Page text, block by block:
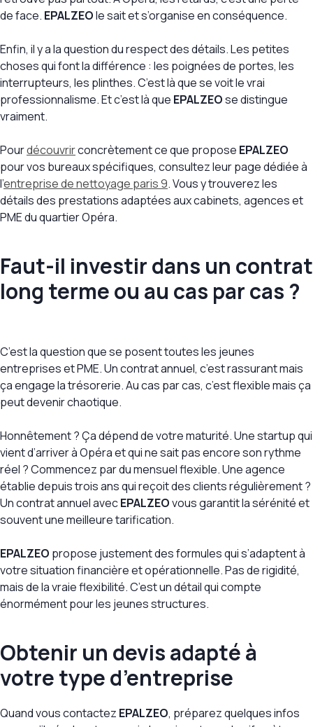
de face. EPALZEOle sait et s’organise en conséquence.
Enfin, il y a la question du respect des détails. Les petites
choses qui font la différence : les poignées de portes, les
interrupteurs, les plinthes. C’est là que se voit le vrai
professionnalisme. Et c’est là que EPALZEOse distingue
vraiment.
Pourdécouvrirconcrètement ce que propose EPALZEO
pour vos bureaux spécifiques, consultez leur page dédiée à
l’entreprise de nettoyage paris 9. Vous y trouverez les
détails des prestations adaptées aux cabinets, agences et
PME du quartier Opéra.
Faut-il investir dans un contrat
long terme ou au cas par cas ?
C’est la question que se posent toutes les jeunes
entreprises et PME. Un contrat annuel, c’est rassurant mais
ça engage la trésorerie. Au cas par cas, c’est flexible mais ça
peut devenir chaotique.
Honnêtement ? Ça dépend de votre maturité. Une startup qui
vient d’arriver à Opéra et qui ne sait pas encore son rythme
réel ? Commencez par du mensuel flexible. Une agence
établie depuis trois ans qui reçoit des clients régulièrement ?
Un contrat annuel avecEPALZEOvous garantit la sérénité et
souvent une meilleure tarification.
EPALZEO propose justement des formules qui s’adaptent à
votre situation financière et opérationnelle. Pas de rigidité,
mais de la vraie flexibilité. C’est un détail qui compte
énormément pour les jeunes structures.
Obtenir un devis adapté à
votre type d’entreprise
Quand vous contactez EPALZEO, préparez quelques infos